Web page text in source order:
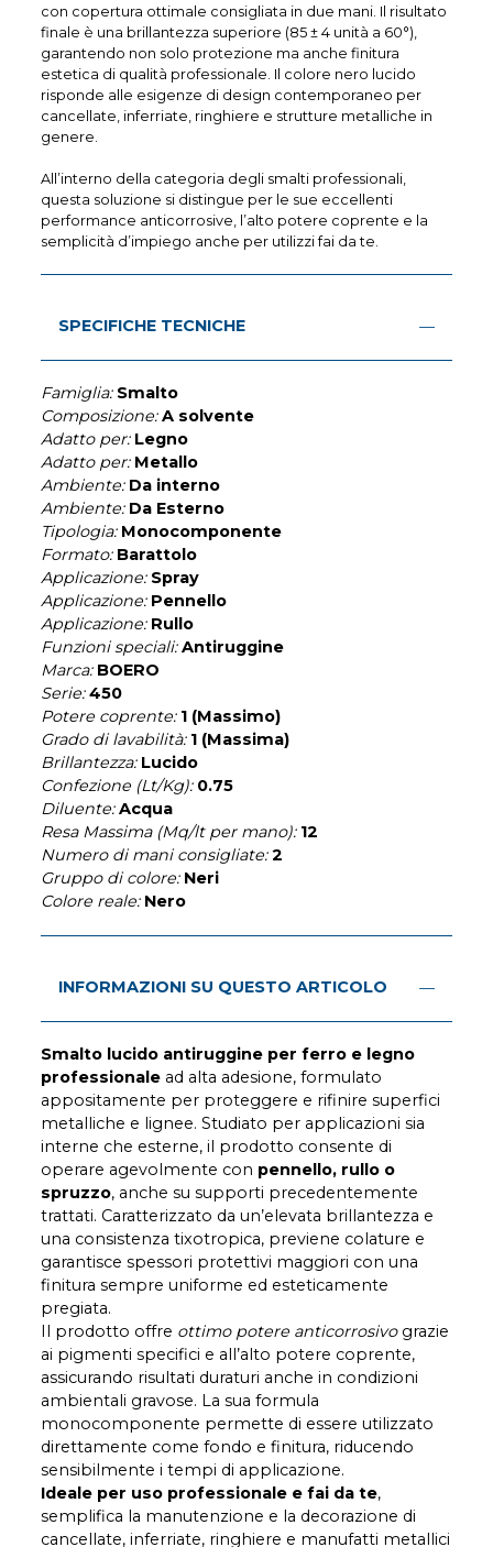
con copertura ottimale consigliata in due mani. Il risultato
finale è una brillantezza superiore (85 ± 4 unità a 60°),
garantendo non solo protezione ma anche finitura
estetica di qualità professionale. Il colore nero lucido
risponde alle esigenze di design contemporaneo per
cancellate, inferriate, ringhiere e strutture metalliche in
genere.
All’interno della categoria degli smalti professionali,
questa soluzione si distingue per le sue eccellenti
performance anticorrosive, l’alto potere coprente e la
semplicità d’impiego anche per utilizzi fai da te.
SPECIFICHE TECNICHE
Famiglia: Smalto
Composizione: A solvente
Adatto per: Legno
Adatto per: Metallo
Ambiente: Da interno
Ambiente: Da Esterno
Tipologia: Monocomponente
Formato: Barattolo
Applicazione: Spray
Applicazione: Pennello
Applicazione: Rullo
Funzioni speciali: Antiruggine
Marca: BOERO
Serie: 450
Potere coprente: 1 (Massimo)
Grado di lavabilità: 1 (Massima)
Brillantezza: Lucido
Confezione (Lt/Kg): 0.75
Diluente: Acqua
Resa Massima (Mq/lt per mano): 12
Numero di mani consigliate: 2
Gruppo di colore: Neri
Colore reale: Nero
INFORMAZIONI SU QUESTO ARTICOLO
Smalto lucido antiruggine per ferro e legno
professionale ad alta adesione, formulato
appositamente per proteggere e rifinire superfici
metalliche e lignee. Studiato per applicazioni sia
interne che esterne, il prodotto consente di
operare agevolmente con pennello, rullo o
spruzzo, anche su supporti precedentemente
trattati. Caratterizzato da un’elevata brillantezza e
una consistenza tixotropica, previene colature e
garantisce spessori protettivi maggiori con una
finitura sempre uniforme ed esteticamente
pregiata.
Il prodotto offre ottimo potere anticorrosivograzie
ai pigmenti specifici e all’alto potere coprente,
assicurando risultati duraturi anche in condizioni
ambientali gravose. La sua formula
monocomponente permette di essere utilizzato
direttamente come fondo e finitura, riducendo
sensibilmente i tempi di applicazione.
Ideale per uso professionale e fai da te,
semplifica la manutenzione e la decorazione di
cancellate, inferriate, ringhiere e manufatti metallici